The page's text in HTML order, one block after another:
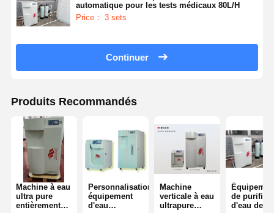
automatique pour les tests médicaux 80L/H
Price： 3 sets
Continuer
Produits Recommandés
Machine à eau
ultra pure
entièrement
Personnalisation
équipement
d'eau
Machine
verticale à eau
ultrapure
de
d'eau de